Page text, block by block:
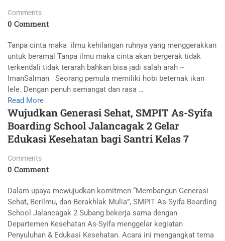
Comments
0 Comment
Tanpa cinta maka ilmu kehilangan ruhnya yang menggerakkan
untuk beramal Tanpa ilmu maka cinta akan bergerak tidak
terkendali tidak terarah bahkan bisa jadi salah arah ~
ImanSalman Seorang pemula memiliki hobi beternak ikan
lele. Dengan penuh semangat dan rasa …
Read More
Wujudkan Generasi Sehat, SMPIT As-Syifa
Boarding School Jalancagak 2 Gelar
Edukasi Kesehatan bagi Santri Kelas 7
Comments
0 Comment
Dalam upaya mewujudkan komitmen “Membangun Generasi
Sehat, Berilmu, dan Berakhlak Mulia”, SMPIT As-Syifa Boarding
School Jalancagak 2 Subang bekerja sama dengan
Departemen Kesehatan As-Syifa menggelar kegiatan
Penyuluhan & Edukasi Kesehatan. Acara ini mengangkat tema